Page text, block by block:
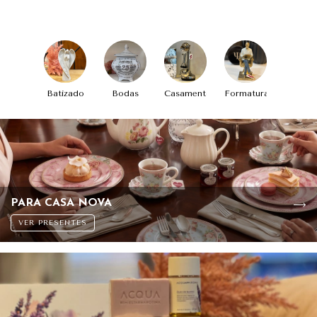
Batizado Bodas Casamento Formatura
PARA CASA NOVA
VER PRESENTES